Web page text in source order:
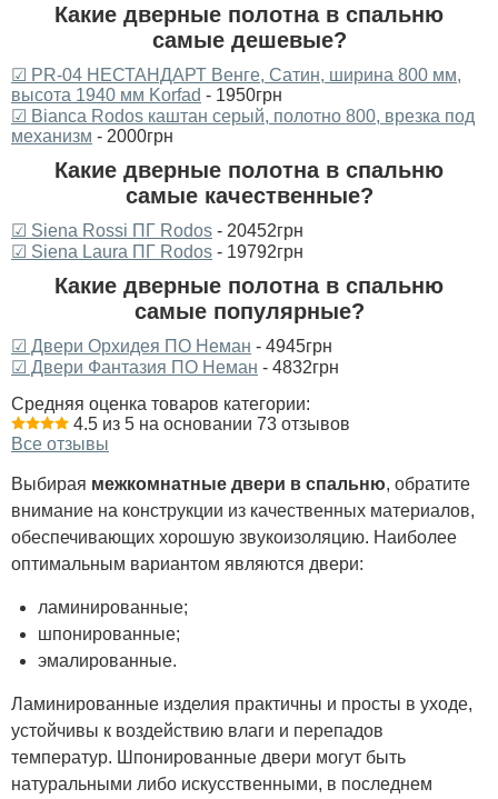
Какие дверные полотна в спальню
самые дешевые?
☑ PR-04 НЕСТАНДАРТ Венге, Сатин, ширина 800 мм,
высота 1940 мм Korfad - 1950грн
☑ Bianca Rodos каштан серый, полотно 800, врезка под
механизм - 2000грн
Какие дверные полотна в спальню
самые качественные?
☑ Siena Rossi ПГ Rodos - 20452грн
☑ Siena Laura ПГ Rodos - 19792грн
Какие дверные полотна в спальню
самые популярные?
☑ Двери Орхидея ПО Неман - 4945грн
☑ Двери Фантазия ПО Неман - 4832грн
Средняя оценка товаров категории:
4.5 из 5 на основании 73 отзывов
Все отзывы
Выбирая межкомнатные двери в спальню, обратите
внимание на конструкции из качественных материалов,
обеспечивающих хорошую звукоизоляцию. Наиболее
оптимальным вариантом являются двери:
ламинированные;
шпонированные;
эмалированные.
Ламинированные изделия практичны и просты в уходе,
устойчивы к воздействию влаги и перепадов
температур. Шпонированные двери могут быть
натуральными либо искусственными, в последнем